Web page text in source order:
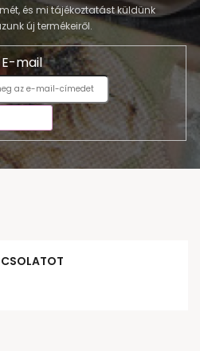
és mi tájékoztatást küldünk
új termékeiről.
E-mail